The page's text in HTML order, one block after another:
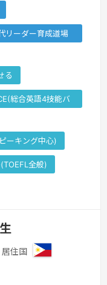
リーダー育成道場
る
総合英語4技能バ
ーキング中心)
全般)
居住国